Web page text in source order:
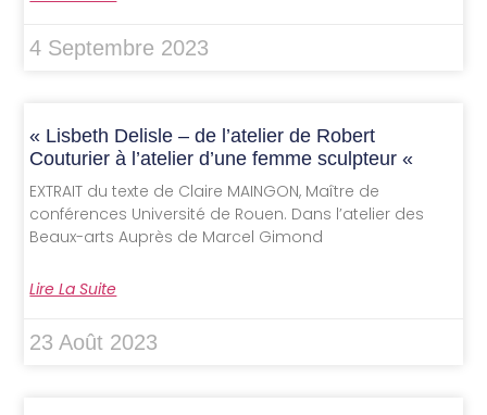
4 Septembre 2023
« Lisbeth Delisle – de l’atelier de Robert
Couturier à l’atelier d’une femme sculpteur «
EXTRAIT du texte de Claire MAINGON, Maître de
conférences Université de Rouen. Dans l’atelier des
Beaux-arts Auprès de Marcel Gimond
Lire La Suite
23 Août 2023